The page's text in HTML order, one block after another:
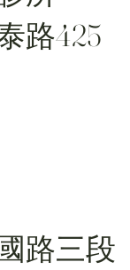
路425
路三段